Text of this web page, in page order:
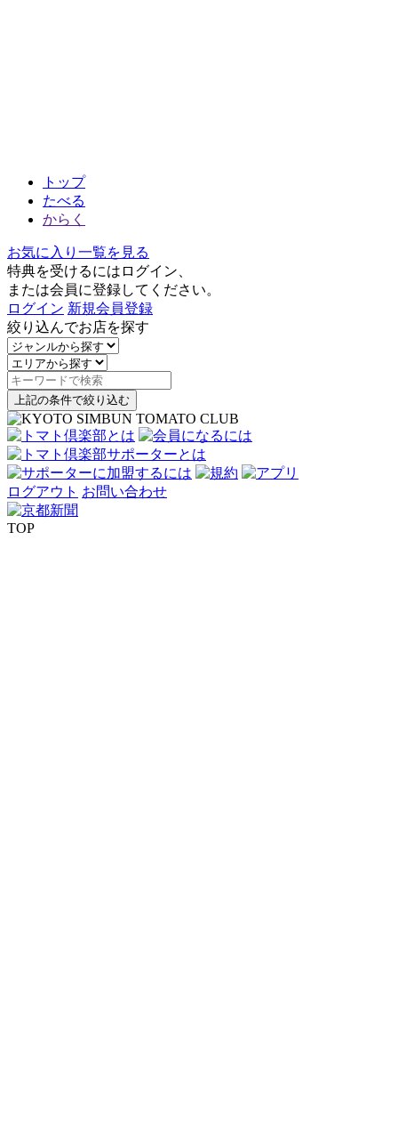
トップ
たべる
からく
お気に入り一覧を見る
特典を受けるにはログイン、
または会員に登録してください。
ログイン 新規会員登録
絞り込んでお店を探す
上記の条件で絞り込む
ログアウト お問い合わせ
TOP